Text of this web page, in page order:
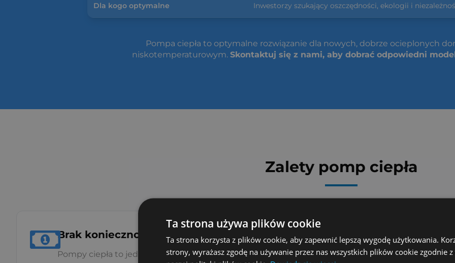
Dla kogo optymalne Inwestorzy szukający oszczędności, ekologii i
Pompa ciepła to optymalne rozwiązanie dla nowych, dobrze ocieplonych
niskotemperaturowym. Skontaktuj się z nami, aby dobrać odpowiedni
Zalety pomp ciepła
Brak konieczności poszukiwania paliwa i niskie koszty eksploatacji
Pompy ciepła to jedno z najtańszych źródeł energii, które nie wymaga nadmiarowej obsługi ani
Ta strona używa plików cookie
Ta strona korzysta z plików cookie, aby zapewnić lepszą wygodę użytkowania.
strony, wyrażasz zgodę na używanie przez nas wszystkich plików cookie zgodnie